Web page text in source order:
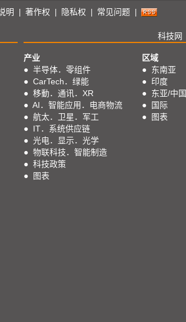
明 著作权 隐私权 常见问题
科技网
产业
● 半导体．零组件
● CarTech．绿能
● 移動．通讯．XR
● AI．智能应用．电商物流
● 航太．卫星．军工
● IT．系统供应链
● 光电．显示．光学
● 物联科技．智能制造
● 科技政策
●
图表
区域
● 东南亚
● 印度
● 东亚/中国
●
国际
●
图表